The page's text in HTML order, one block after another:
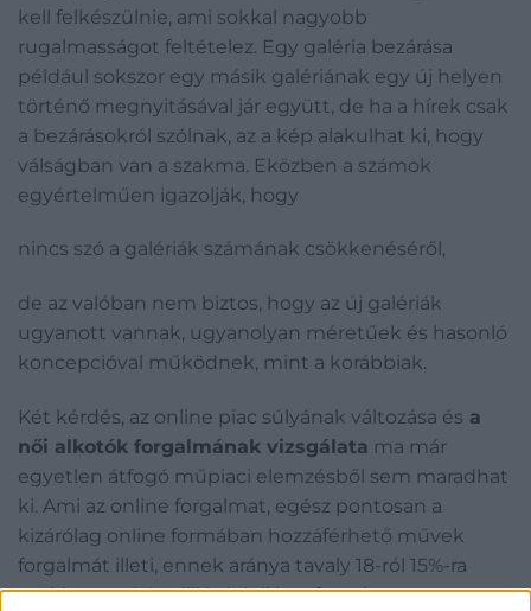
kell felkészülnie, ami sokkal nagyobb
rugalmasságot feltételez. Egy galéria bezárása
például sokszor egy másik galériának egy új helyen
történő megnyitásával jár együtt, de ha a hírek csak
a bezárásokról szólnak, az a kép alakulhat ki, hogy
válságban van a szakma. Eközben a számok
egyértelműen igazolják, hogy
nincs szó a galériák számának csökkenéséről,
de az valóban nem biztos, hogy az új galériák
ugyanott vannak, ugyanolyan méretűek és hasonló
koncepcióval működnek, mint a korábbiak.
Két kérdés, az online piac súlyának változása és a
női alkotók forgalmának vizsgálata ma már
egyetlen átfogó műpiaci elemzésből sem maradhat
ki. Ami az online forgalmat, egész pontosan a
kizárólag online formában hozzáférhető művek
forgalmát illeti, ennek aránya tavaly 18-ról 15%-ra
csökkent; a 9,2 milliárd dolláros forgalom a